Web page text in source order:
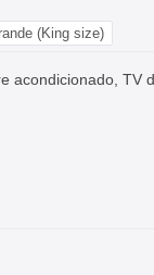
(King size)
acondicionado, TV